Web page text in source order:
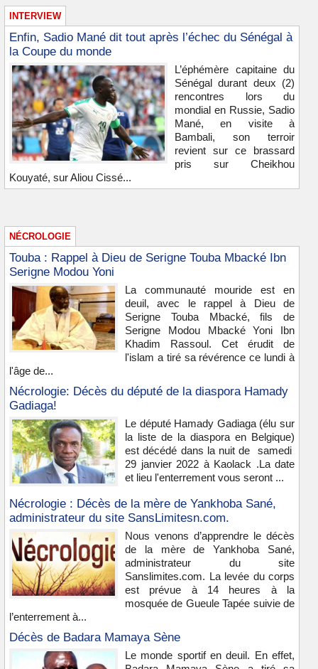
INTERVIEW
Enfin, Sadio Mané dit tout après l’échec du Sénégal à
la Coupe du monde
L’éphémère capitaine du
Sénégal durant deux (2)
rencontres lors du
mondial en Russie, Sadio
Mané, en visite à
Bambali, son terroir
revient sur ce brassard
pris sur Cheikhou
Kouyaté, sur Aliou Cissé...
NÉCROLOGIE
Touba : Rappel à Dieu de Serigne Touba Mbacké Ibn
Serigne Modou Yoni
La communauté mouride est en
deuil, avec le rappel à Dieu de
Serigne Touba Mbacké, fils de
Serigne Modou Mbacké Yoni Ibn
Khadim Rassoul. Cet érudit de
l'islam a tiré sa révérence ce lundi à
l'âge de...
Nécrologie: Décès du député de la diaspora Hamady
Gadiaga!
Le député Hamady Gadiaga (élu sur
la liste de la diaspora en Belgique)
est décédé dans la nuit de samedi
29 janvier 2022 à Kaolack .La date
et lieu l'enterrement vous seront ...
Nécrologie : Décès de la mère de Yankhoba Sané,
administrateur du site SansLimitesn.com.
Nous venons d’apprendre le décès
de la mère de Yankhoba Sané,
administrateur du site
Sanslimites.com. La levée du corps
est prévue à 14 heures à la
mosquée de Gueule Tapée suivie de
l’enterrement à...
Décès de Badara Mamaya Sène
Le monde sportif en deuil. En effet,